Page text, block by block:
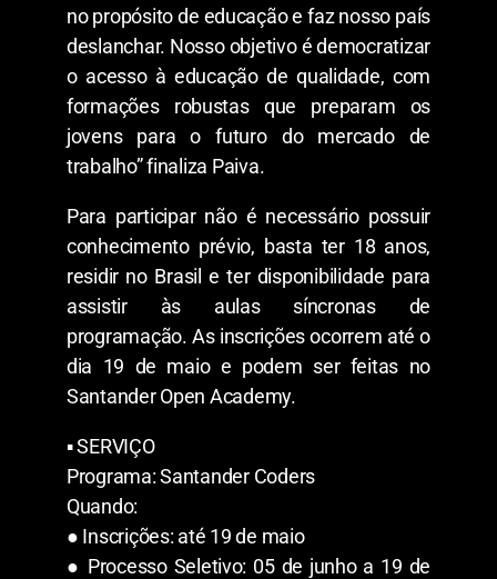
no propósito de educação e faz nosso país
deslanchar. Nosso objetivo é democratizar
o acesso à educação de qualidade, com
formações robustas que preparam os
jovens para o futuro do mercado de
trabalho” finaliza Paiva.
Para participar não é necessário possuir
conhecimento prévio, basta ter 18 anos,
residir no Brasil e ter disponibilidade para
assistir às aulas síncronas de
programação. As inscrições ocorrem até o
dia 19 de maio e podem ser feitas no
Santander Open Academy.
▪︎ SERVIÇO
Programa: Santander Coders
Quando:
● Inscrições: até 19 de maio
● Processo Seletivo: 05 de junho a 19 de